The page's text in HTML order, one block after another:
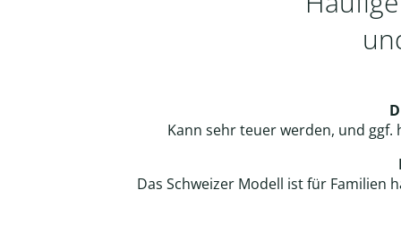
Kann sehr teuer werden, und
Das Schweizer Modell ist für Familien